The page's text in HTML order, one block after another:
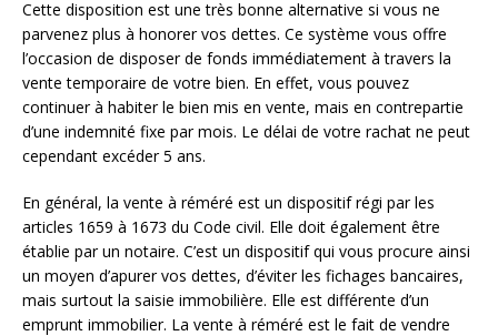
Cette disposition est une très bonne alternative si vous ne
parvenez plus à honorer vos dettes. Ce système vous offre
l’occasion de disposer de fonds immédiatement à travers la
vente temporaire de votre bien. En effet, vous pouvez
continuer à habiter le bien mis en vente, mais en contrepartie
d’une indemnité fixe par mois. Le délai de votre rachat ne peut
cependant excéder 5 ans.
En général, la vente à réméré est un dispositif régi par les
articles 1659 à 1673 du Code civil. Elle doit également être
établie par un notaire. C’est un dispositif qui vous procure ainsi
un moyen d’apurer vos dettes, d’éviter les fichages bancaires,
mais surtout la saisie immobilière. Elle est différente d’un
emprunt immobilier. La vente à réméré est le fait de vendre